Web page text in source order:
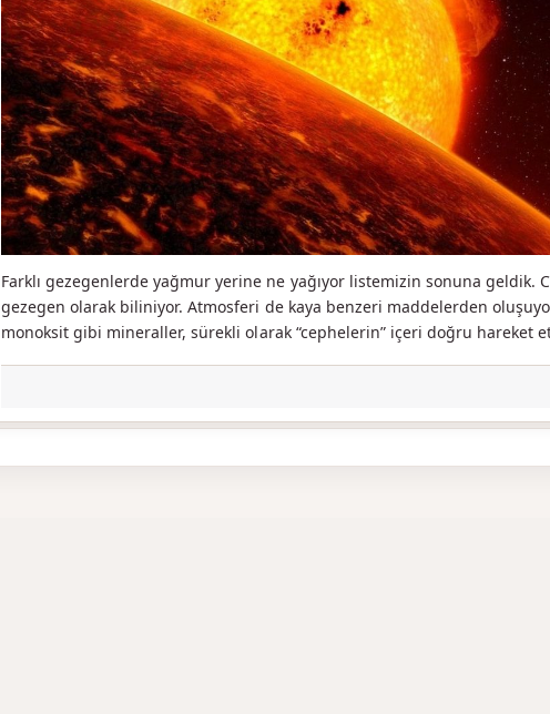
Farklı gezegenlerde yağmur yerine ne yağıyor listemizin sonuna geldik.
gezegen olarak biliniyor. Atmosferi de kaya benzeri maddelerden
monoksit gibi mineraller, sürekli olarak “cephelerin” içeri doğru hareket